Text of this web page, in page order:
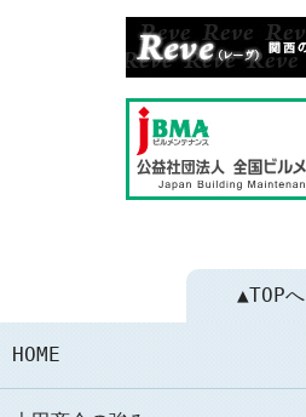
▲TOPへ
HOME